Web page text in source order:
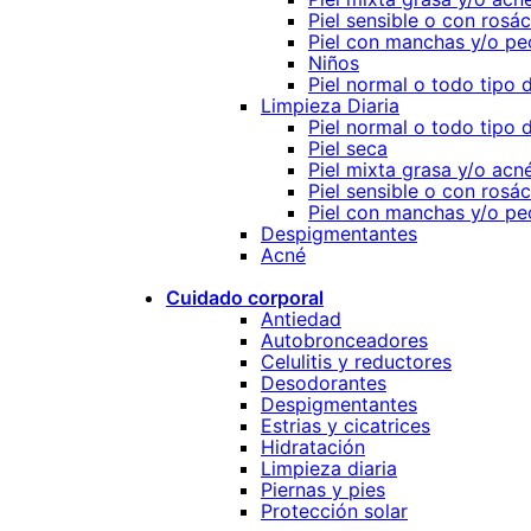
Piel sensible o con
Piel con manchas y/o
Niños
Piel normal o todo tipo
Limpieza Diaria
Piel normal o todo tipo
Piel seca
Piel mixta grasa y/o
Piel sensible o con
Piel con manchas y/o
Despigmentantes
Acné
Cuidado corporal
Antiedad
Autobronceadores
Celulitis y reductores
Desodorantes
Despigmentantes
Estrias y cicatrices
Hidratación
Limpieza diaria
Piernas y pies
Protección solar